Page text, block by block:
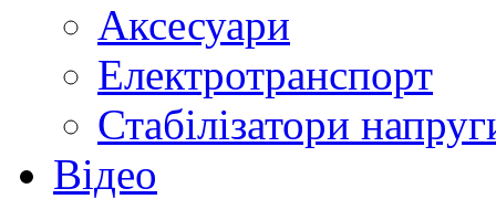
Аксесуари
Електротранспорт
Стабілізатори
Відео